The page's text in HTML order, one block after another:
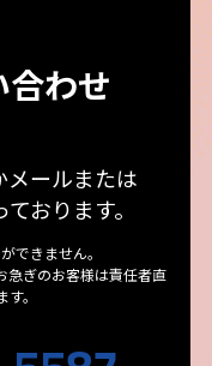
わせ
メールまたは
おります。
できません。
急ぎのお客様は責任者直
。